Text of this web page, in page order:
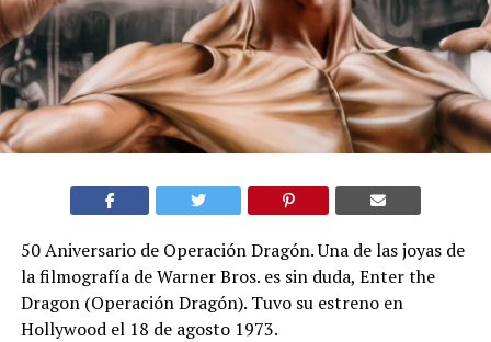
50 Aniversario de Operación Dragón. Una de las joyas de
la filmografía de Warner Bros. es sin duda, Enter the
Dragon (Operación Dragón). Tuvo su estreno en
Hollywood el 18 de agosto 1973.